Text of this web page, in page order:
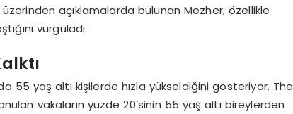
açıklamalarda bulunan Mezher, özellikle
vurguladı.
55 yaş altı kişilerde hızla yükseldiğini gösteriyor. The
vakaların yüzde 20’sinin 55 yaş altı bireylerden